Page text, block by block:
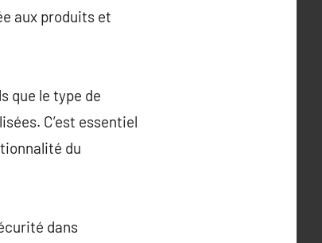
aux produits et
que le type de
C’est essentiel
du
dans